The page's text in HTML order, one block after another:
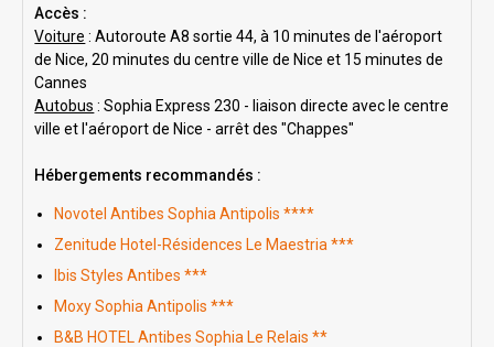
Accès :
Voiture : Autoroute A8 sortie 44, à 10 minutes de l'aéroport
de Nice, 20 minutes du centre ville de Nice et 15 minutes de
Cannes
Autobus : Sophia Express 230 - liaison directe avec le centre
ville et l'aéroport de Nice - arrêt des "Chappes"
Hébergements recommandés :
Novotel Antibes Sophia Antipolis ****
Zenitude Hotel-Résidences Le Maestria ***
Ibis Styles Antibes ***
Moxy Sophia Antipolis ***
B&B HOTEL Antibes Sophia Le Relais **